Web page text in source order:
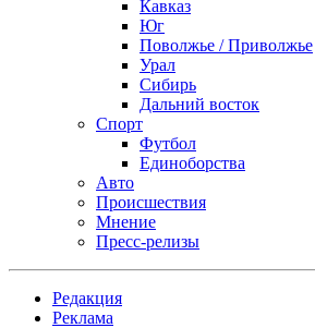
Кавказ
Юг
Поволжье / Приволжье
Урал
Сибирь
Дальний восток
Спорт
Футбол
Единоборства
Авто
Происшествия
Мнение
Пресс-релизы
Редакция
Реклама